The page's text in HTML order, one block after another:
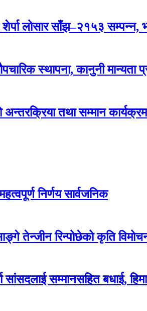
शेर्पा लोसार साँझ–२१५३
स्थापना, कानुनी मान्यता
अन्तरक्रिया तथा सम्मान
निर्णय सार्वजनिक
तेन्जीन रिन्पोछेको कृति
सांसदलाई सम्मानसहित बधाई,